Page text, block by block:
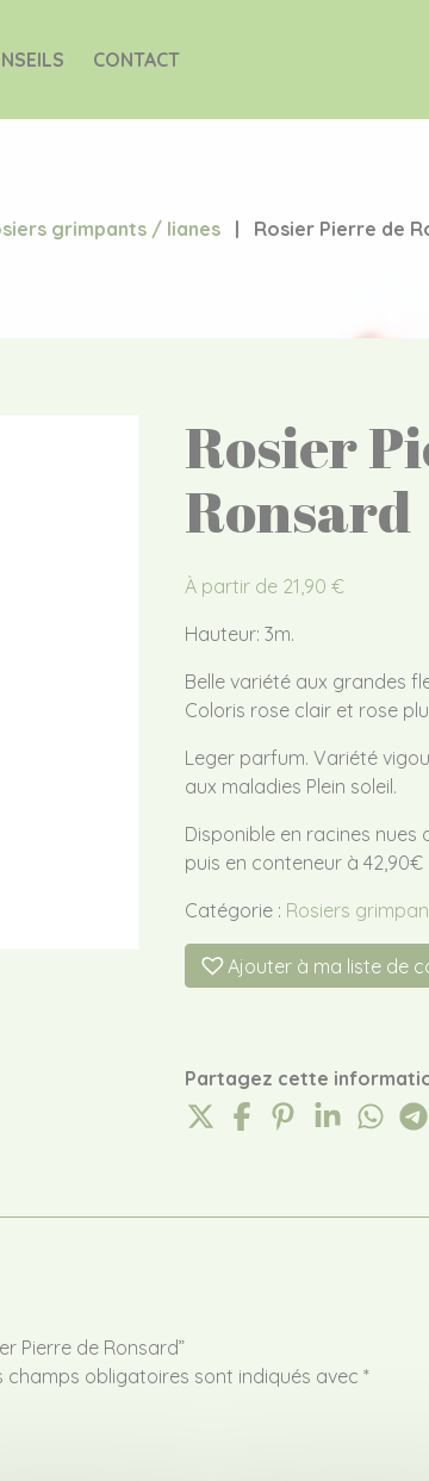
CONTACT
grimpants / lianes | Rosier Pierre de
Rosier
Ronsard
À partir de 21,90 €
Hauteur: 3m.
Belle variété aux grandes
Coloris rose clair et rose
Leger parfum. Variété
aux maladies Plein soleil.
Disponible en racines nues
puis en conteneur à 42,90€
Catégorie : Rosiers
Ajouter à ma liste de
Partagez cette
Pierre de Ronsard”
champs obligatoires sont indiqués avec *